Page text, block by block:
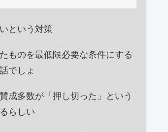
という対策
ものを最低限必要な条件にする
でしょ
成多数が「押し切った」という
らしい